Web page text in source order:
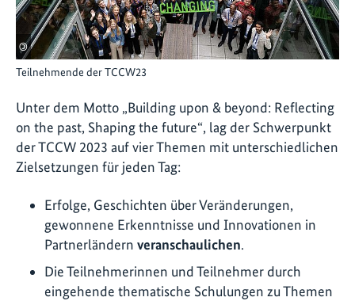
©
Teilnehmende der TCCW23
Unter dem Motto „Building upon & beyond: Reflecting
on the past, Shaping the future“, lag der Schwerpunkt
der TCCW 2023 auf vier Themen mit unterschiedlichen
Zielsetzungen für jeden Tag:
Erfolge, Geschichten über Veränderungen,
gewonnene Erkenntnisse und Innovationen in
Partnerländern veranschaulichen.
Die Teilnehmerinnen und Teilnehmer durch
eingehende thematische Schulungen zu Themen